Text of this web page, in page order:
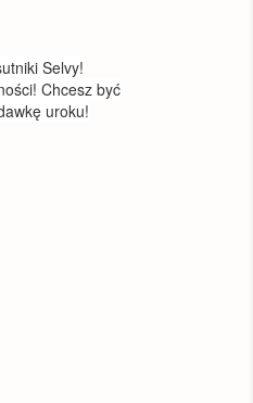
Selvy!
Chcesz być
uroku!